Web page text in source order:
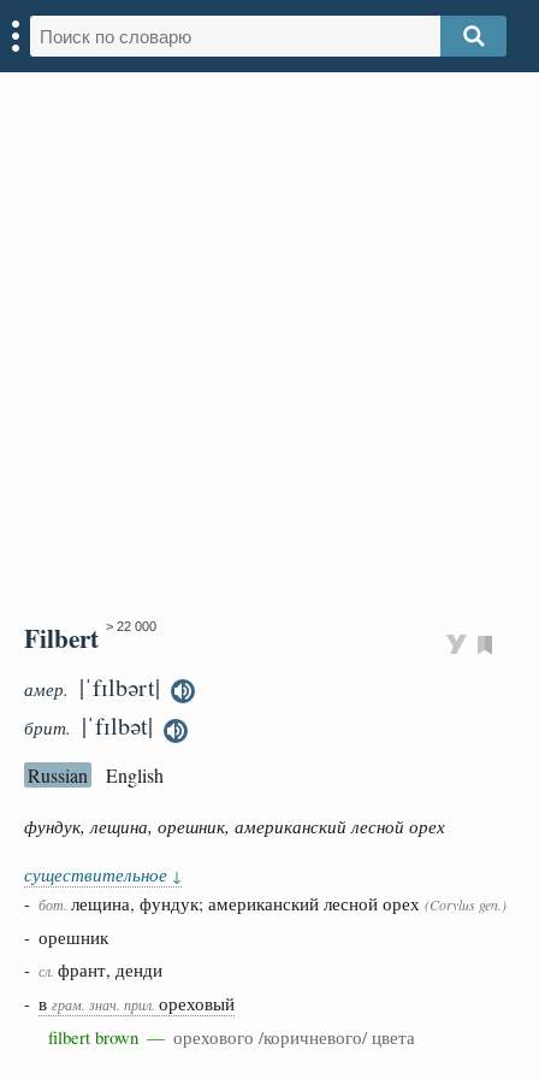
Filbert > 22 000
амер. |ˈfɪlbərt|
брит. |ˈfɪlbət|
Russian English
фундук, лещина, орешник, американский лесной орех
существительное ↓
- бот. лещина, фундук; американский лесной орех (Corylus gen.)
- орешник
- сл. франт, денди
- в грам. знач. прил. ореховый
filbert brown — орехового /коричневого/ цвета